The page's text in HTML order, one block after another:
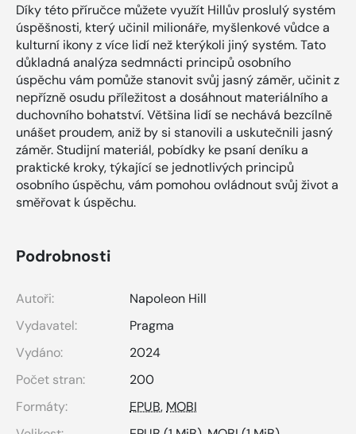
Díky této příručce můžete využít Hillův proslulý systém
úspěšnosti, který učinil milionáře, myšlenkové vůdce a
kulturní ikony z více lidí než kterýkoli jiný systém. Tato
důkladná analýza sedmnácti principů osobního
úspěchu vám pomůže stanovit svůj jasný záměr, učinit z
nepřízně osudu příležitost a dosáhnout materiálního a
duchovního bohatství. Většina lidí se nechává bezcílně
unášet proudem, aniž by si stanovili a uskutečnili jasný
záměr. Studijní materiál, pobídky ke psaní deníku a
praktické kroky, týkající se jednotlivých principů
osobního úspěchu, vám pomohou ovládnout svůj život a
směřovat k úspěchu.
Podrobnosti
Autoři:
Napoleon Hill
Vydavatel:
Pragma
Vydáno:
2024
Počet stran:
200
Formáty:
EPUB, MOBI